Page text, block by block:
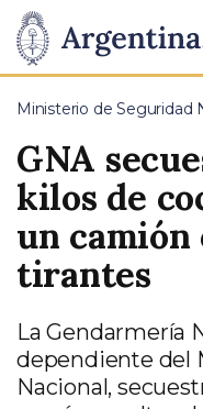
Presidencia
de
la
Nación
Pasar al contenido
Ministerio de Seguridad
GNA
kilos de
un camión
tirantes
La Gendarmería
dependiente del
Nacional,